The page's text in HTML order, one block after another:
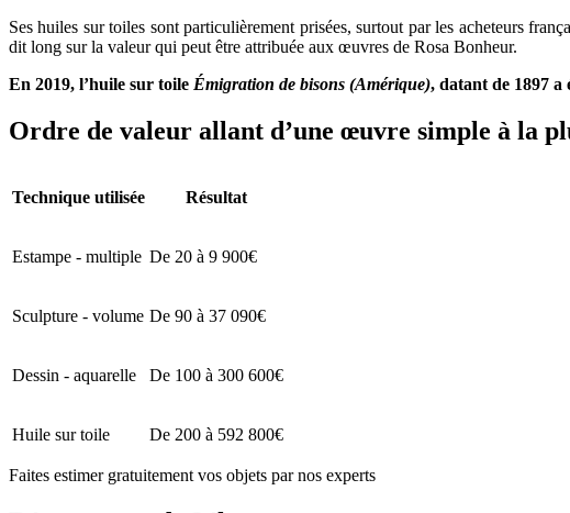
Ses huiles sur toiles sont particulièrement prisées, surtout par les acheteurs
dit long sur la valeur qui peut être attribuée aux œuvres de Rosa Bonheur.
En 2019, l’huile sur toile Émigration de bisons (Amérique), datant de 1897 a
Ordre de valeur allant d’une œuvre simple à la
Technique utilisée Résultat
Estampe - multiple De 20 à 9 900€
Sculpture - volume De 90 à 37 090€
Dessin - aquarelle De 100 à 300 600€
Huile sur toile De 200 à 592 800€
Faites estimer gratuitement vos objets par nos experts